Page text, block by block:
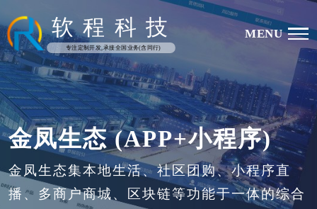
软 程 科 技
专注定制开发,承接全国业务(含同行)
MENU
金凤生态 (APP+小程序)
金凤生态集本地生活、社区团购、小程序直
播、多商户商城、区块链等功能于一体的综合